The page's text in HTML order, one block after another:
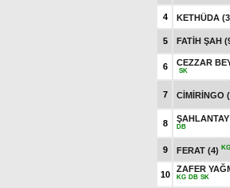
4 KETHÜDA
5
FATİH ŞAH
6 CEZZAR
SK
7 CİMİRİNGO
8
ŞAHLANTAY
DB
9 FERAT (4) KG
10
ZAFER
KG DB SK